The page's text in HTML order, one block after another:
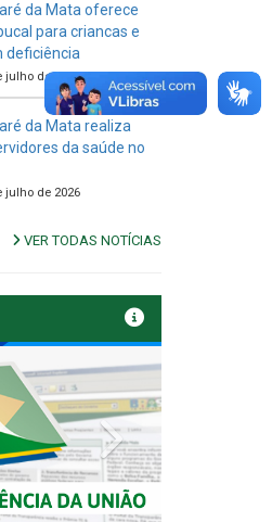
da Mata oferece
para criancas e
deficiência
julho de 2026
da Mata realiza
da saúde no
julho de 2026
VER TODAS NOTÍCIAS
Next